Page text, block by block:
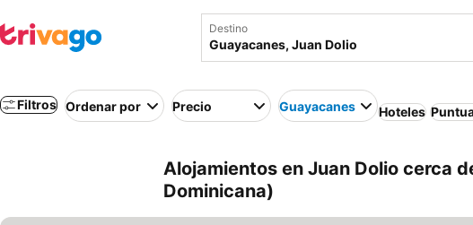
Destino
Filtros Ordenar por Precio Guayacanes Hoteles
Alojamientos en Juan Dolio cerca
Dominicana)